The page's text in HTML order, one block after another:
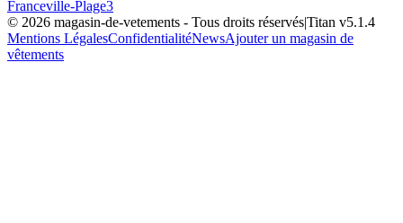
Franceville-Plage3
© 2026 magasin-de-vetements - Tous droits réservés|Titan v5.1.4
Mentions LégalesConfidentialitéNewsAjouter un magasin de
vêtements